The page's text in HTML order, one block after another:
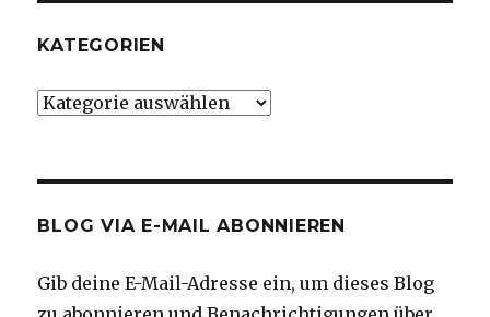
KATEGORIEN
Kategorien
BLOG VIA E-MAIL ABONNIEREN
Gib deine E-Mail-Adresse ein, um dieses Blog